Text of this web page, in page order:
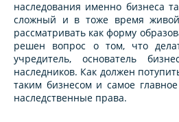
наследования именно бизнеса
сложный и в тоже время живой
рассматривать как форму
решен вопрос о том, что
учредитель, основатель
наследников. Как должен
таким бизнесом и самое
наследственные права.